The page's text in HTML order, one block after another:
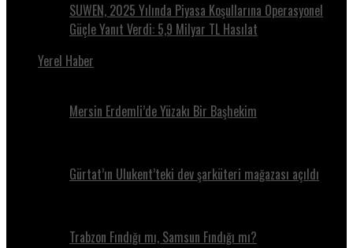
SUWEN, 2025 Yılında Piyasa Koşullarına Operasyonel
Güçle Yanıt Verdi: 5,9 Milyar TL Hasılat
Yerel Haber
Mersin Erdemli’de Yüzakı Bir Başhekim
Gürtat’ın Ulukent’teki dev şarküteri mağazası açıldı
Trabzon Fındığı mı, Samsun Fındığı mı?